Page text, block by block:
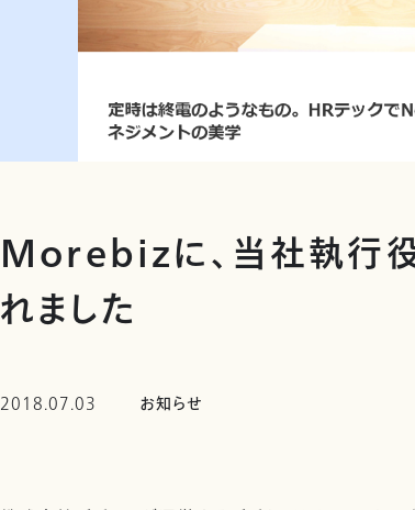
Morebizに、当社執行
れました
2018.07.03 お知らせ